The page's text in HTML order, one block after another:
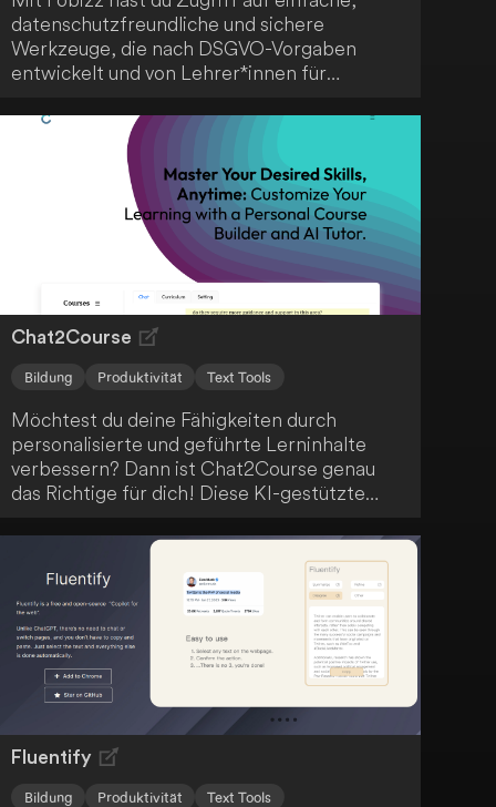
datenschutzfreundliche und sichere
Werkzeuge, die nach DSGVO-Vorgaben
entwickelt und von Lehrer*innen für
praktischer Alleskönner für den modernen
Chat2Course
Bildung Produktivität Text Tools
Möchtest du deine Fähigkeiten durch
personalisierte und geführte Lerninhalte
verbessern? Dann ist Chat2Course genau
das Richtige für dich! Diese KI-gestützte
gestützte Kursentwicklung, anpassbare
Kursübersichten und interaktives Curriculum-
Design. Profitiere von personalisierten
Lerninhalten, Echtzeit-KI-Kursleitern und
einer GPT-4-getriebenen Lernerfahrung, um
deine Ziele zu erreichen.
Fluentify
Bildung Produktivität Text Tools